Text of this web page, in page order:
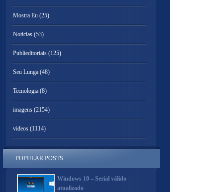
Mostra Eu (25)
Noticias (53)
Publieditoriais (125)
Seu Lunga (48)
Tecnologia (8)
imagens (2154)
videos (1114)
POPULAR POSTS
Windows 10 – Serial válido
atualizado